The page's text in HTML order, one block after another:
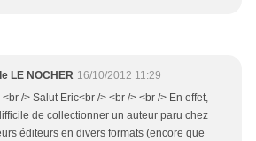
LE NOCHER 16/10/2012 11:29
<br /> Salut Eric<br /> <br /> <br /> En effet,
de collectionner un auteur paru chez
éditeurs en divers formats (encore que